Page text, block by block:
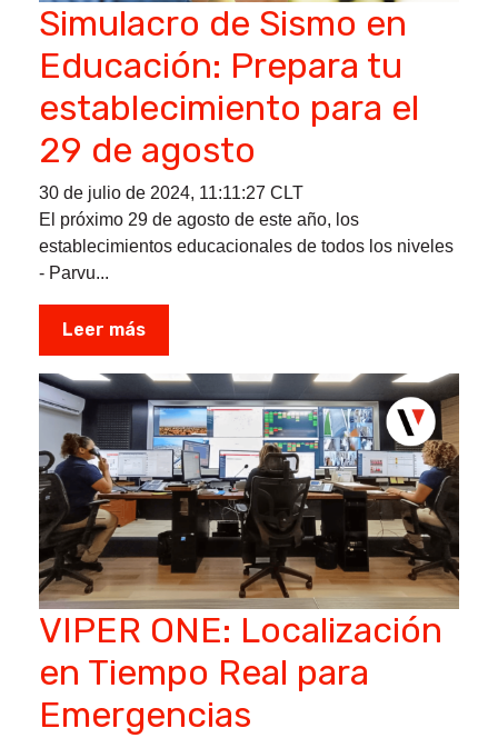
Simulacro de Sismo en
Educación: Prepara tu
establecimiento para el
29 de agosto
30 de julio de 2024, 11:11:27 CLT
El próximo 29 de agosto de este año, los
establecimientos educacionales de todos los niveles
- Parvu...
Leer más
VIPER ONE: Localización
en Tiempo Real para
Emergencias